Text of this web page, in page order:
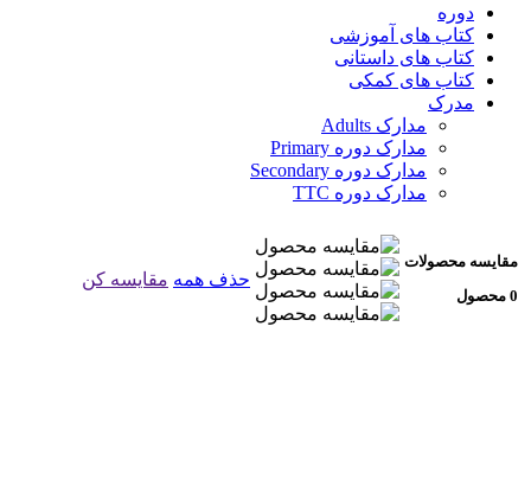
دوره
کتاب های آموزشی
کتاب های داستانی
کتاب های کمکی
مدرک
مدارک Adults
مدارک دوره Primary
مدارک دوره Secondary
مدارک دوره TTC
مقایسه محصولات
0 محصول
حذف همه مقایسه کن